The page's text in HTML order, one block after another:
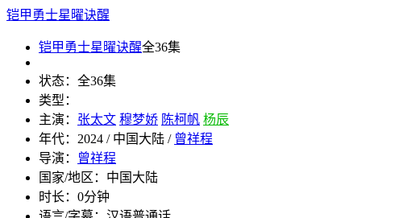
铠甲勇士星曜诀醒
铠甲勇士星曜诀醒全36集
状态： 全36集
类型：
主演： 张太文 穆梦娇 陈柯帆 杨辰
年代： 2024 / 中国大陆 / 曾祥程
导演：
曾祥程
国家/地区： 中国大陆
时长： 0分钟